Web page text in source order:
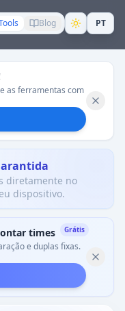
Blog PT
as ferramentas com
diretamente no
dispositivo.
Grátis
times
e duplas fixas.